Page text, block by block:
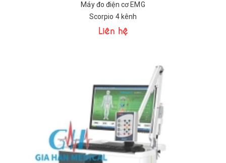
Máy đo điện cơ EMG
Scorpio 4 kênh
Liên hệ